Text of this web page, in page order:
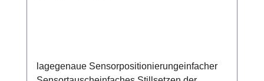
lagegenaue Sensorpositionierungeinfacher